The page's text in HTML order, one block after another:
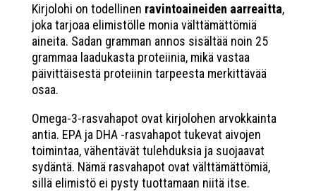
Kirjolohi on todellinen ravintoaineiden aarreaitta,
joka tarjoaa elimistölle monia välttämättömiä
aineita. Sadan gramman annos sisältää noin 25
grammaa laadukasta proteiinia, mikä vastaa
päivittäisestä proteiinin tarpeesta merkittävää
osaa.
Omega-3-rasvahapot ovat kirjolohen arvokkainta
antia. EPA ja DHA -rasvahapot tukevat aivojen
toimintaa, vähentävät tulehduksia ja suojaavat
sydäntä. Nämä rasvahapot ovat välttämättömiä,
sillä elimistö ei pysty tuottamaan niitä itse.